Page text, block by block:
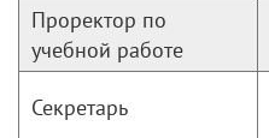
Проректор по
учебной работе
Секретарь